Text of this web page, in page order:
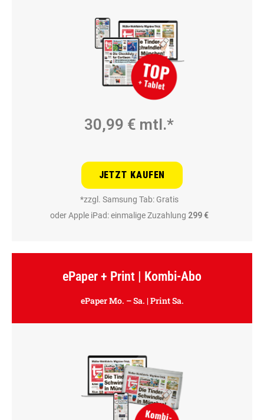
30,99 € mtl.*
JETZT KAUFEN
*zzgl. Samsung Tab: Gratis
oder Apple iPad: einmalige Zuzahlung 299 €
ePaper + Print | Kombi-Abo
ePaper Mo. – Sa. | Print Sa.